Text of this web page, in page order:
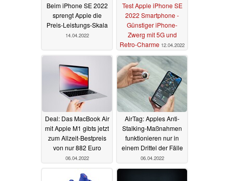
Beim iPhone SE 2022
sprengt Apple die
Preis-Leistungs-Skala
14.04.2022
Test Apple iPhone SE
2022 Smartphone -
Günstiger iPhone-
Zwerg mit 5G und
Retro-Charme 12.04.2022
Deal: Das MacBook Air
mit Apple M1 gibts jetzt
zum Allzeit-Bestpreis
von nur 882 Euro
06.04.2022
AirTag: Apples Anti-
Stalking-Maßnahmen
funktionieren nur in
einem Drittel der Fälle
06.04.2022